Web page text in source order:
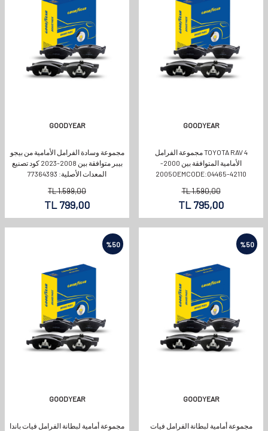
GOODYEAR
TOYOTA RAV 4 مجموعة الفرامل
الأمامية المتوافقة بين 2000-
2005OEMCODE:04465-42110
1.590,00
TL
795,00
TL
GOODYEAR
مجموعة وسادة الفرامل الأمامية من بيجو
بيبر متوافقة بين 2008-2023 كود تصنيع
المعدات الأصلية: 77364393
1.599,00
TL
799,00
TL
%50
GOODYEAR
مجموعة أمامية لبطانة الفرامل فيات
%50
GOODYEAR
مجموعة أمامية لبطانة الفرامل فيات باندا